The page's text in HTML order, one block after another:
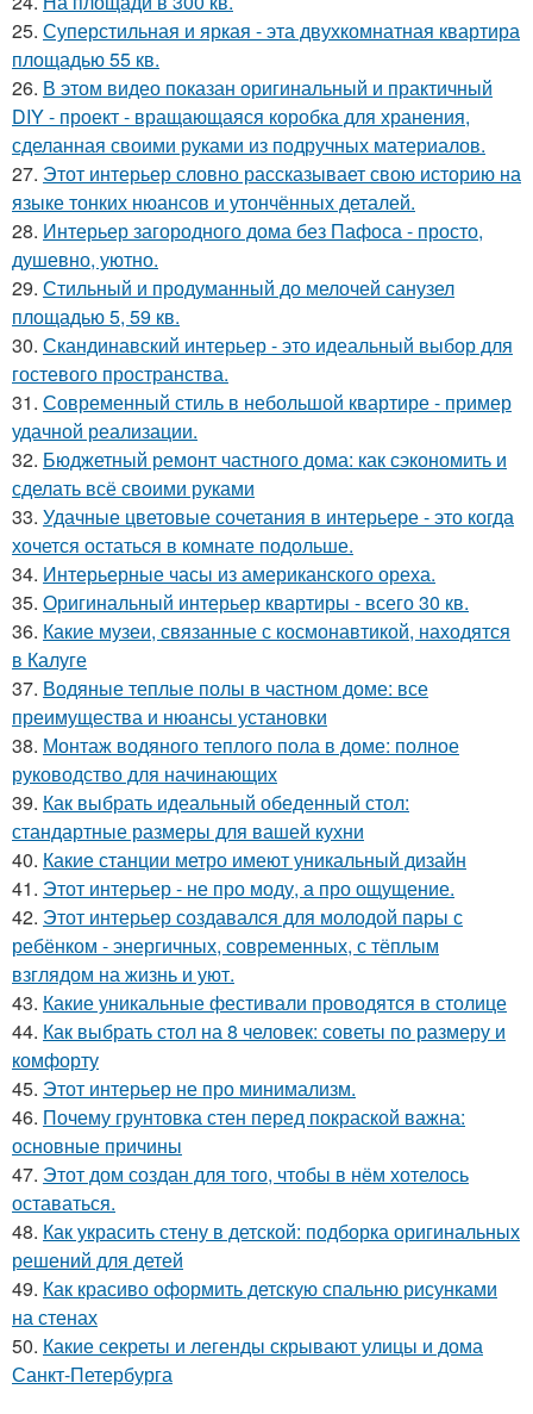
25. Суперстильная и яркая - эта двухкомнатная квартира
площадью 55 кв.
26. В этом видео показан оригинальный и практичный
DIY - проект - вращающаяся коробка для хранения,
сделанная своими руками из подручных материалов.
27. Этот интерьер словно рассказывает свою историю на
языке тонких нюансов и утончённых деталей.
28. Интерьер загородного дома без Пафоса - просто,
душевно, уютно.
29. Стильный и продуманный до мелочей санузел
площадью 5, 59 кв.
30. Скандинавский интерьер - это идеальный выбор для
гостевого пространства.
31. Современный стиль в небольшой квартире - пример
удачной реализации.
32. Бюджетный ремонт частного дома: как сэкономить и
сделать всё своими руками
33. Удачные цветовые сочетания в интерьере - это когда
хочется остаться в комнате подольше.
34. Интерьерные часы из американского ореха.
35. Оригинальный интерьер квартиры - всего 30 кв.
36. Какие музеи, связанные с космонавтикой, находятся
в Калуге
37. Водяные теплые полы в частном доме: все
преимущества и нюансы установки
38. Монтаж водяного теплого пола в доме: полное
руководство для начинающих
39. Как выбрать идеальный обеденный стол:
стандартные размеры для вашей кухни
40. Какие станции метро имеют уникальный дизайн
41. Этот интерьер - не про моду, а про ощущение.
42. Этот интерьер создавался для молодой пары с
ребёнком - энергичных, современных, с тёплым
взглядом на жизнь и уют.
43. Какие уникальные фестивали проводятся в столице
44. Как выбрать стол на 8 человек: советы по размеру и
комфорту
45. Этот интерьер не про минимализм.
46. Почему грунтовка стен перед покраской важна:
основные причины
47. Этот дом создан для того, чтобы в нём хотелось
оставаться.
48. Как украсить стену в детской: подборка оригинальных
решений для детей
49. Как красиво оформить детскую спальню рисунками
на стенах
50. Какие секреты и легенды скрывают улицы и дома
Санкт-Петербурга